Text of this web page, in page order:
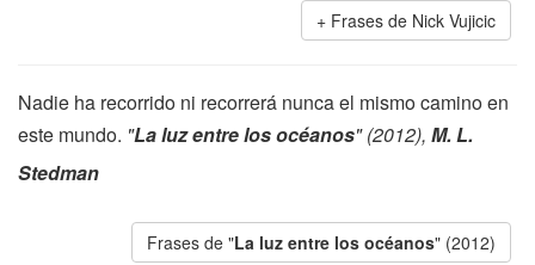
Frases de Nick Vujicic
Nadie ha recorrido ni recorrerá nunca el mismo camino en
este mundo. "La luz entre los océanos" (2012), M. L.
Stedman
Frases de "La luz entre los océanos" (2012)